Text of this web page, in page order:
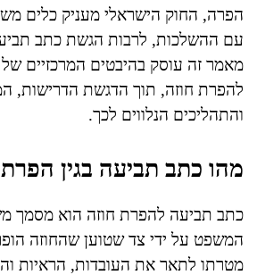
הפרה, החוק הישראלי מעניק כלים
עם ההשלכות, לרבות הגשת כתב
מאמר זה עוסק בהיבטים המרכזיים
להפרת חוזה, תוך הדגשת הדרישות,
והתהליכים הנלווים לכך.
מהו כתב תביעה בגין
כתב תביעה להפרת חוזה הוא מסמך
המשפט על ידי צד שטוען שהחוזה
מטרתו לתאר את העובדות, הראיות